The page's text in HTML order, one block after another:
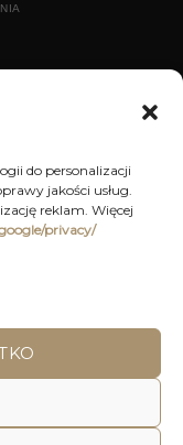
do personalizacji
jakości usług.
reklam. Więcej
privacy/
SKLEPU ON-LINE